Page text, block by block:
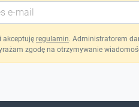
akceptuję regulamin. Administratorem
zgodę na otrzymywanie